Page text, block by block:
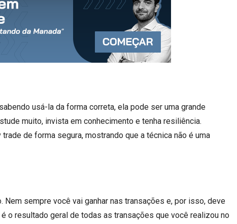
usá-la da forma correta, ela pode ser uma grande
muito, invista em conhecimento e tenha resiliência.
de forma segura, mostrando que a técnica não é uma
sempre você vai ganhar nas transações e, por isso, deve
o resultado geral de todas as transações que você realizou no